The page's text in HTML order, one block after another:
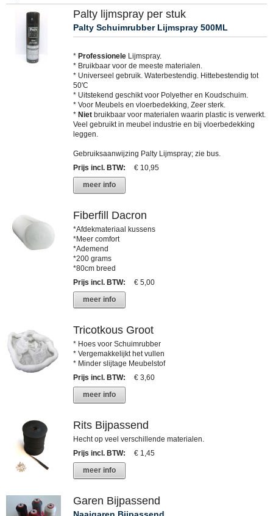
Palty lijmspray per stuk
Palty Schuimrubber Lijmspray 500ML
* Professionele Lijmspray.
* Bruikbaar voor de meeste materialen.
* Universeel gebruik. Waterbestendig. Hittebestendig tot
50'C
* Uitstekend geschikt voor Polyether en Koudschuim.
* Voor Meubels en vloerbedekking, Zeer sterk.
* Niet bruikbaar voor materialen waarin plastic is verwerkt.
Veel gebruikt in meubel industrie en bij vloerbedekking
leggen.
Gebruiksaanwijzing Palty Lijmspray; zie bus.
Prijs incl. BTW:
€ 10,95
meer info
Fiberfill Dacron
*Afdekmateriaal kussens
*Meer comfort
*Ademend
*200 grams
*80cm breed
Prijs incl. BTW:
€ 5,00
meer info
Tricotkous Groot
* Hoes voor Schuimrubber
* Vergemakkelijkt het vullen
* Minder slijtage Meubelstof
Prijs incl. BTW:
€ 3,60
meer info
Rits Bijpassend
Hecht op veel verschillende materialen.
Prijs incl. BTW:
€ 1,45
meer info
Garen Bijpassend
Naaigaren Bijpassend